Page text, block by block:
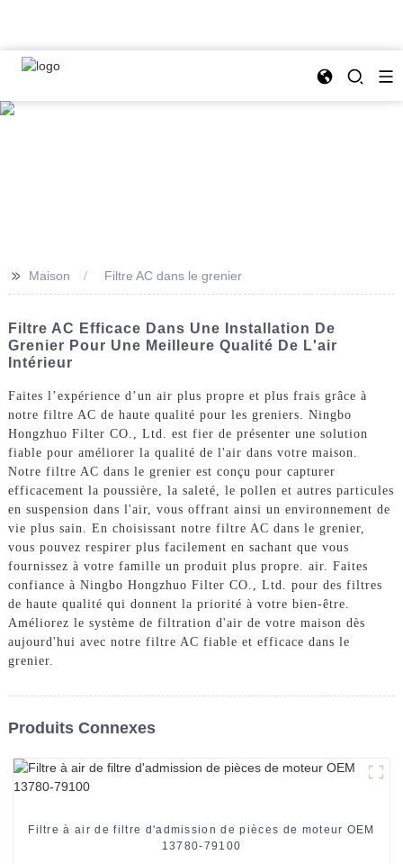
>> Maison Filtre AC dans le grenier
Filtre AC Efficace Dans Une Installation De
Grenier Pour Une Meilleure Qualité De L'air
Intérieur
Faites l’expérience d’un air plus propre et plus frais grâce à
notre filtre AC de haute qualité pour les greniers. Ningbo
Hongzhuo Filter CO., Ltd. est fier de présenter une solution
fiable pour améliorer la qualité de l'air dans votre maison.
Notre filtre AC dans le grenier est conçu pour capturer
efficacement la poussière, la saleté, le pollen et autres particules
en suspension dans l'air, vous offrant ainsi un environnement de
vie plus sain. En choisissant notre filtre AC dans le grenier,
vous pouvez respirer plus facilement en sachant que vous
fournissez à votre famille un produit plus propre. air. Faites
confiance à Ningbo Hongzhuo Filter CO., Ltd. pour des filtres
de haute qualité qui donnent la priorité à votre bien-être.
Améliorez le système de filtration d'air de votre maison dès
aujourd'hui avec notre filtre AC fiable et efficace dans le
grenier.
Produits Connexes
Filtre à air de filtre d'admission de pièces de moteur OEM
13780-79100